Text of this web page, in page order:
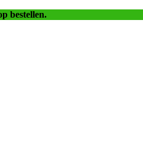
bestellen.